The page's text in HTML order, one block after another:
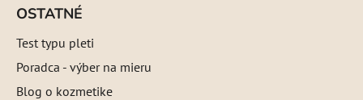
OSTATNÉ
Test typu pleti
Poradca - výber na mieru
Blog o kozmetike